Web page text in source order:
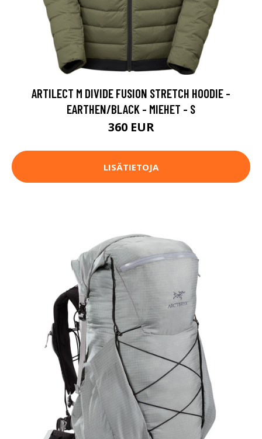
ARTILECT M DIVIDE FUSION STRETCH HOODIE -
EARTHEN/BLACK - MIEHET - S
360 EUR
LISÄTIETOJA